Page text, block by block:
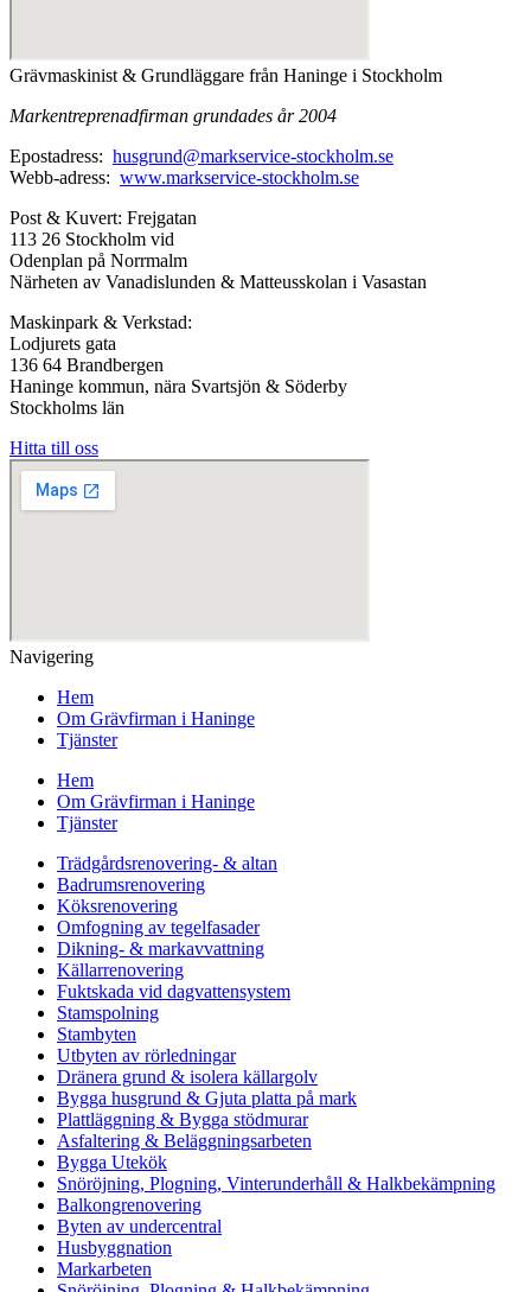
Grävmaskinist & Grundläggare från Haninge i Stockholm
Markentreprenadfirman grundades år 2004
Epostadress: husgrund@markservice-stockholm.se
Webb-adress: www.markservice-stockholm.se
Post & Kuvert: Frejgatan
113 26 Stockholm vid
Odenplan på Norrmalm
Närheten av Vanadislunden & Matteusskolan i Vasastan
Maskinpark & Verkstad:
Lodjurets gata
136 64 Brandbergen
Haninge kommun, nära Svartsjön & Söderby
Stockholms län
Hitta till oss
Navigering
Hem
Om Grävfirman i Haninge
Tjänster
Hem
Om Grävfirman i Haninge
Tjänster
Trädgårdsrenovering- & altan
Badrumsrenovering
Köksrenovering
Omfogning av tegelfasader
Dikning- & markavvattning
Källarrenovering
Fuktskada vid dagvattensystem
Stamspolning
Stambyten
Utbyten av rörledningar
Dränera grund & isolera källargolv
Bygga husgrund & Gjuta platta på mark
Plattläggning & Bygga stödmurar
Asfaltering & Beläggningsarbeten
Bygga Utekök
Snöröjning, Plogning, Vinterunderhåll & Halkbekämpning
Balkongrenovering
Byten av undercentral
Husbyggnation
Markarbeten